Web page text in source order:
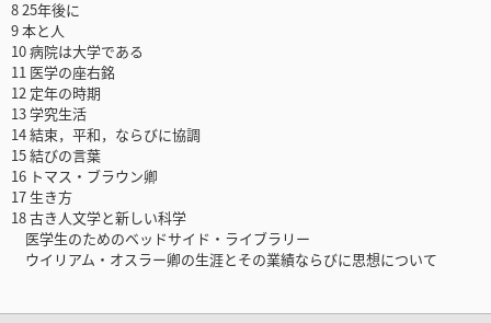
8 25年後に
9 本と人
10 病院は大学である
11 医学の座右銘
12 定年の時期
13 学究生活
14 結束，平和，ならびに協調
15 結びの言葉
16 トマス・ブラウン卿
17 生き方
18 古き人文学と新しい科学
医学生のためのベッドサイド・ライブラリー
ウイリアム・オスラー卿の生涯とその業績ならびに思想について